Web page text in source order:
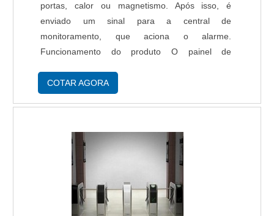
portas, calor ou magnetismo. Após isso, é
enviado um sinal para a central de
monitoramento, que aciona o alarme.
Funcionamento do produto O painel de
alarme. Este deve ser programado de acordo
COTAR AGORA